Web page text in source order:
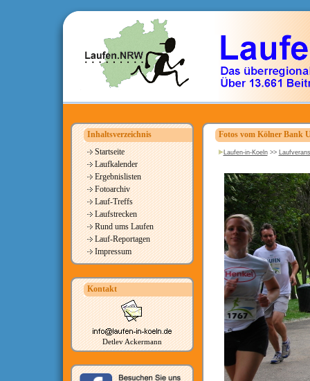
Inhaltsverzeichnis
Startseite
Laufkalender
Ergebnislisten
Fotoarchiv
Lauf-Treffs
Laufstrecken
Rund ums Laufen
Lauf-Reportagen
Impressum
Kontakt
Detlev Ackermann
Fotos vom Kölner Bank
Laufen-in-Koeln>>